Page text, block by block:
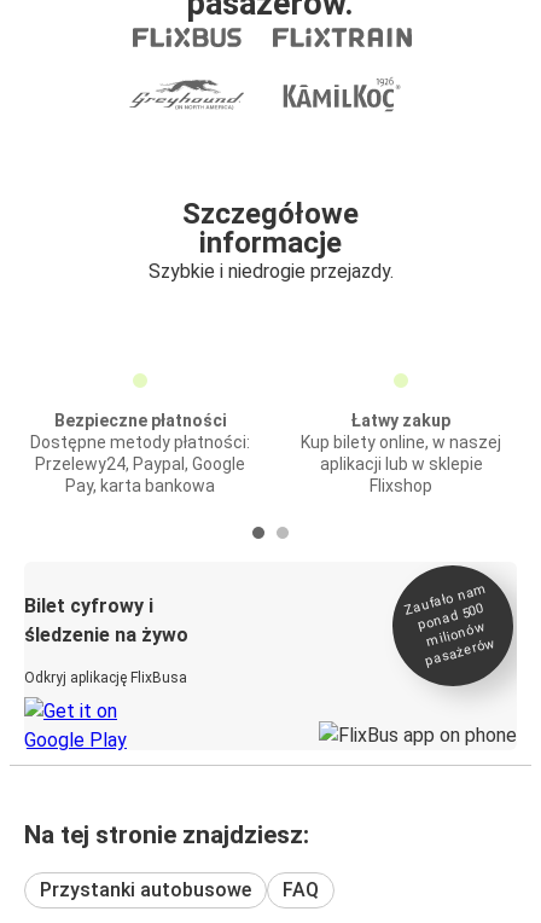
Szczegółowe
informacje
Szybkie i niedrogie przejazdy.
Bezpieczne płatności
Dostępne metody płatności:
Przelewy24, Paypal, Google
Pay, karta bankowa
Łatwy zakup
Kup bilety online, w naszej
aplikacji lub w sklepie
Flixshop
Bilet cyfrowy i
śledzenie na żywo
Odkryj aplikację FlixBusa
Zaufało na
m
ponad 500
milionó
w
pasażeró
w
Na tej stronie znajdziesz:
Przystanki autobusowe FAQ